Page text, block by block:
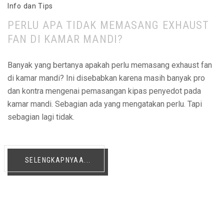
Info dan Tips
PERLU APA TIDAK MEMASANG EXHAUST
FAN DI KAMAR MANDI?
Banyak yang bertanya apakah perlu memasang exhaust fan
di kamar mandi? Ini disebabkan karena masih banyak pro
dan kontra mengenai pemasangan kipas penyedot pada
kamar mandi. Sebagian ada yang mengatakan perlu. Tapi
sebagian lagi tidak.
SELENGKAPNYAA...